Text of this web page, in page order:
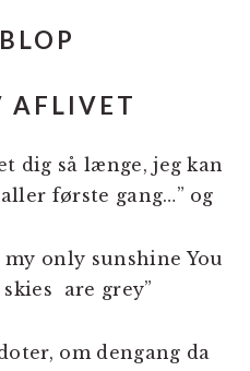
AFLIVET
dig så længe, jeg kan
første gang…” og
my only sunshine You
are grey”
om dengang da